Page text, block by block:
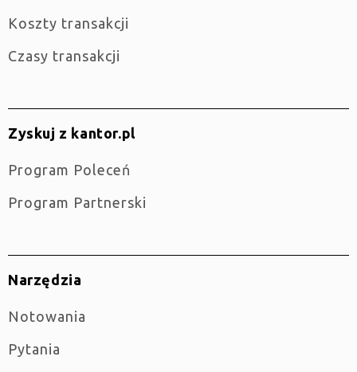
Koszty transakcji
Czasy transakcji
Zyskuj z kantor.pl
Program Poleceń
Program Partnerski
Narzędzia
Notowania
Pytania